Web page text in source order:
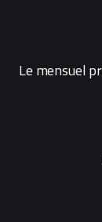
Le mensuel